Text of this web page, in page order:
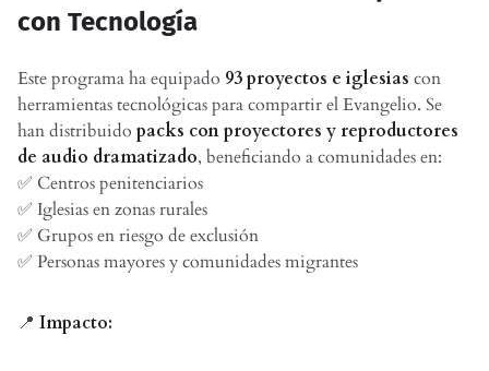
con Tecnología
Este programa ha equipado 93 proyectos e iglesias con
herramientas tecnológicas para compartir el Evangelio. Se
han distribuido packs con proyectores y reproductores
de audio dramatizado, beneficiando a comunidades en:
✅ Centros penitenciarios
✅ Iglesias en zonas rurales
✅ Grupos en riesgo de exclusión
✅ Personas mayores y comunidades migrantes
📍 Impacto: